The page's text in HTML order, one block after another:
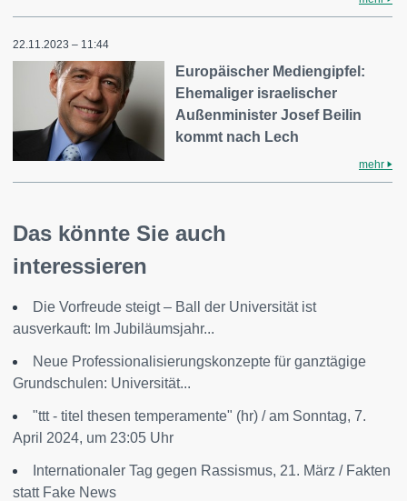
22.11.2023 – 11:44
Europäischer Mediengipfel:
Ehemaliger israelischer
Außenminister Josef Beilin
kommt nach Lech
mehr
Das könnte Sie auch
interessieren
Die Vorfreude steigt – Ball der Universität ist
ausverkauft: Im Jubiläumsjahr...
Neue Professionalisierungskonzepte für ganztägige
Grundschulen: Universität...
"ttt - titel thesen temperamente" (hr) / am Sonntag, 7.
April 2024, um 23:05 Uhr
Internationaler Tag gegen Rassismus, 21. März / Fakten
statt Fake News